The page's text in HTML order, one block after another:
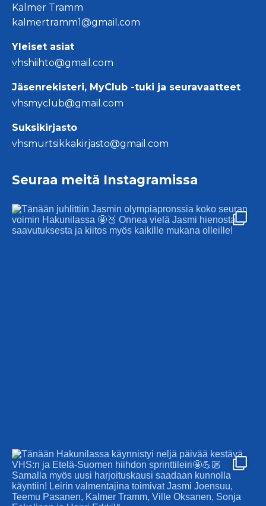
Kalmer Tramm
kalmertramm1@gmail.com
Yleiset asiat
vhshiihto@gmail.com
Jäsenrekisteri, MyClub -tuki ja seuravaatteet
vhsmyclub@gmail.com
Suksikirjasto
vhsmurtsikkakirjasto@gmail.com
Seuraa meitä Instagramissa